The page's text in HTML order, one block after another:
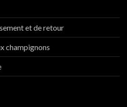
et de retour
champignons